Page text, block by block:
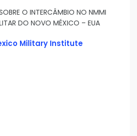
O INTERCÂMBIO NO NMMI
DO NOVO MÉXICO – EUA
Military Institute